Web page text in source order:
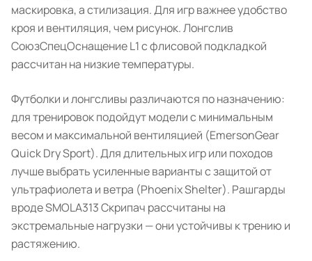
маскировка, а стилизация. Для игр важнее удобство
кроя и вентиляция, чем рисунок. Лонгслив
СоюзСпецОснащение L1 с флисовой подкладкой
рассчитан на низкие температуры.
Футболки и лонгсливы различаются по назначению:
для тренировок подойдут модели с минимальным
весом и максимальной вентиляцией (EmersonGear
Quick Dry Sport). Для длительных игр или походов
лучше выбрать усиленные варианты с защитой от
ультрафиолета и ветра (Phoenix Shelter). Рашгарды
вроде SMOLA313 Скрипач рассчитаны на
экстремальные нагрузки — они устойчивы к трению и
растяжению.